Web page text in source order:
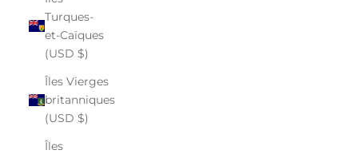
Turques-
et-Caïques
(USD $)
Îles Vierges
britanniques
(USD $)
Îles